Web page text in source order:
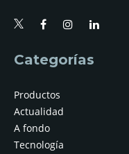
Categorías
Productos
Actualidad
A fondo
Tecnología